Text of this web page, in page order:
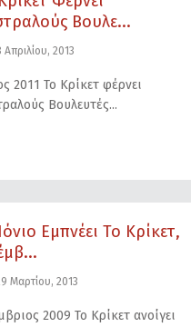
Βουλε...
Απριλίου, 2013
2011 Το Κρίκετ φέρνει
Βουλευτές
Εμπνέει Το Κρίκετ,
Μαρτίου, 2013
2009 To Κρίκετ ανοίγει